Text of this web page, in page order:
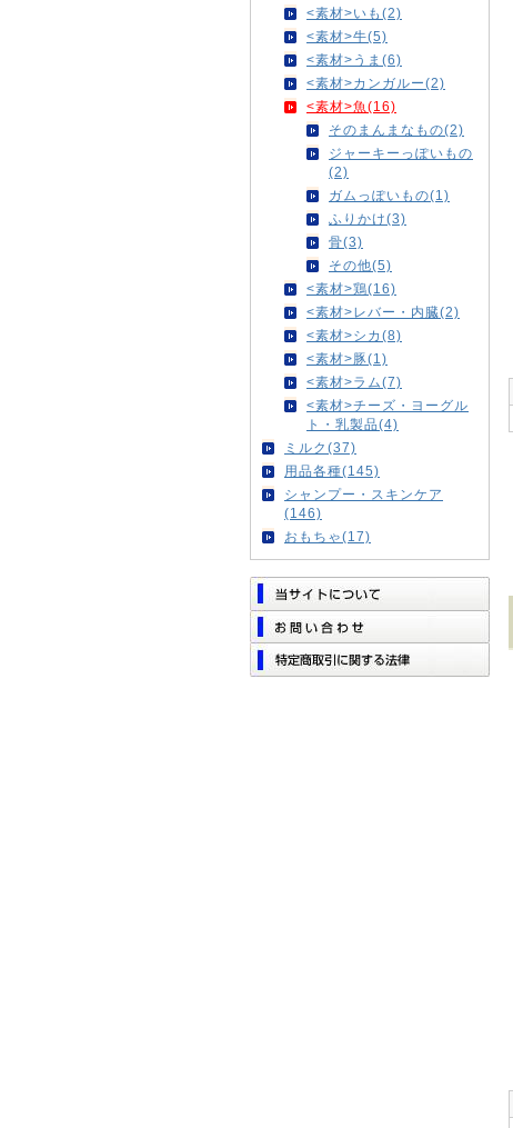
<素材>いも(2)
<素材>牛(5)
<素材>うま(6)
<素材>カンガルー(2)
<素材>魚(16)
そのまんまなもの(2)
ジャーキーっぽいもの
(2)
ガムっぽいもの(1)
ふりかけ(3)
骨(3)
その他(5)
<素材>鶏(16)
<素材>レバー・内臓(2)
<素材>シカ(8)
<素材>豚(1)
<素材>ラム(7)
<素材>チーズ・ヨーグル
ト・乳製品(4)
ミルク(37)
用品各種(145)
シャンプー・スキンケア
(146)
おもちゃ(17)